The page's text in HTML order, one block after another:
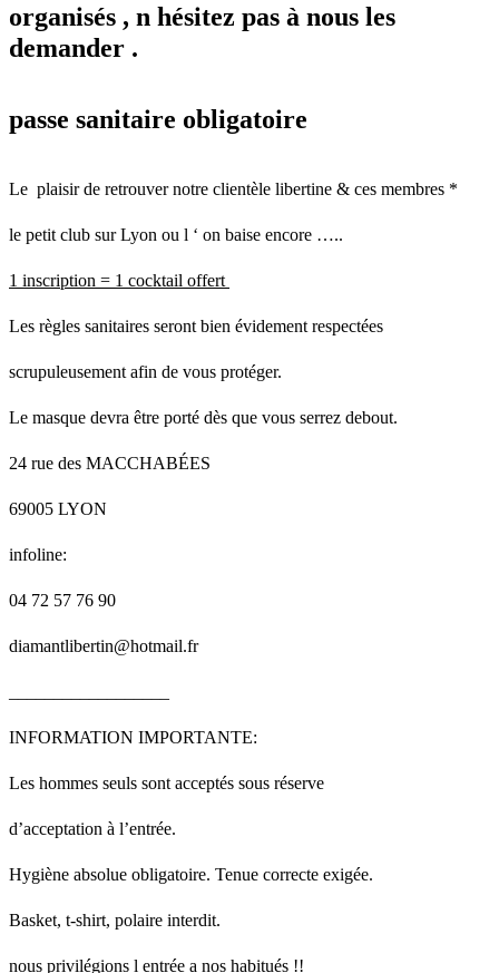
organisés , n hésitez pas à nous les
demander .
passe sanitaire obligatoire
Le plaisir de retrouver notre clientèle libertine & ces membres *
le petit club sur Lyon ou l ‘ on baise encore …..
1 inscription = 1 cocktail offert
Les règles sanitaires seront bien évidement respectées
scrupuleusement afin de vous protéger.
Le masque devra être porté dès que vous serrez debout.
24 rue des MACCHABÉES
69005 LYON
infoline:
04 72 57 76 90
diamantlibertin@hotmail.fr
INFORMATION IMPORTANTE:
Les hommes seuls sont acceptés sous réserve
d’acceptation à l’entrée.
Hygiène absolue obligatoire. Tenue correcte exigée.
Basket, t-shirt, polaire interdit.
nous privilégions l entrée a nos habitués !!